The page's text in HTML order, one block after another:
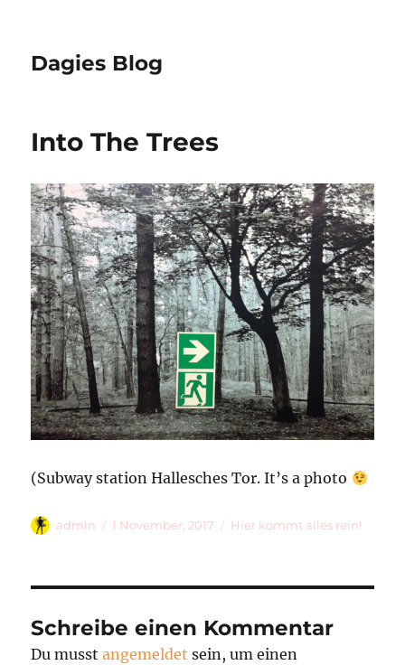
Dagies Blog
Into The Trees
(Subway station Hallesches Tor. It’s a photo
Autor
admin
Veröffentlicht
1 November, 2017 Kategorien
Hier kommt alles rein!
Schreibe einen Kommentar
Du musstangemeldet sein, um einen